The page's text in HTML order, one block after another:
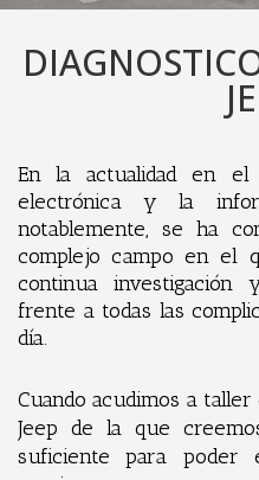
En la actualidad en
electrónica y la
notablemente, se ha
complejo campo en el
continua investigación
frente a todas las
día.
Cuando acudimos a
Jeep de la que
suficiente para poder